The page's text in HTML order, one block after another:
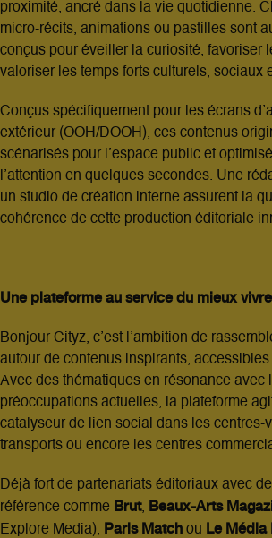
proximité, ancré dans la vie quotidienne.
micro-récits, animations ou pastilles sont
conçus pour éveiller la curiosité, favoriser
valoriser les temps forts culturels, sociaux
Conçus spécifiquement pour les écrans
extérieur (OOH/DOOH), ces contenus
scénarisés pour l’espace public et
l’attention en quelques secondes. Une
un studio de création interne assurent la
cohérence de cette production éditoriale
Une plateforme au service du mieux
Bonjour Cityz, c’est l’ambition de
autour de contenus inspirants,
Avec des thématiques en résonance avec
préoccupations actuelles, la plateforme
catalyseur de lien social dans les centres-
transports ou encore les centres
Déjà fort de partenariats éditoriaux avec
référence comme Brut, Beaux-Arts
Explore Media), Paris Match ou Le Média